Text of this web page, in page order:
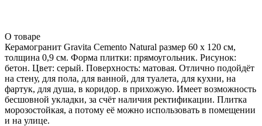
О товаре
Керамогранит Gravita Cemento Natural размер 60 x 120 см,
толщина 0,9 см. Форма плитки: прямоугольник. Рисунок:
бетон. Цвет: серый. Поверхность: матовая. Отлично подойдёт
на стену, для пола, для ванной, для туалета, для кухни, на
фартук, для душа, в коридор. в прихожую. Имеет возможность
бесшовной укладки, за счёт наличия ректификации. Плитка
морозостойкая, а потому её можно использовать в помещении
и на улице.